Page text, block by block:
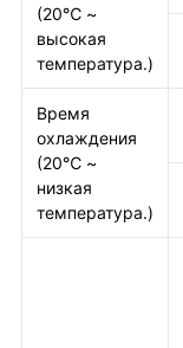
(20℃ ~
высокая
температура.)
Время
охлаждения
(20℃ ~
низкая
температура.)